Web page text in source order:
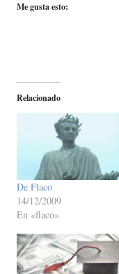
Me gusta esto:
Relacionado
De Flaco
14/12/2009
En «flaco»